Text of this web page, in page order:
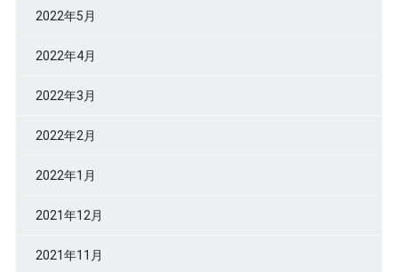
2022年5月
2022年4月
2022年3月
2022年2月
2022年1月
2021年12月
2021年11月